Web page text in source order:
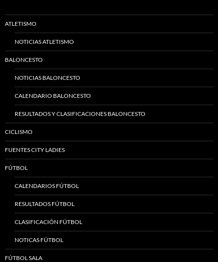
ATLETISMO
NOTICIAS ATLETISMO
BALONCESTO
NOTICIAS BALONCESTO
CALENDARIO BALONCESTO
RESULTADOS Y CLASIFICACIONES BALONCESTO
CICLISMO
FUENTES CITY LADIES
FÚTBOL
CALENDARIOS FÚTBOL
RESULTADOS FÚTBOL
CLASIFICACIÓN FÚTBOL
NOTICAS FÚTBOL
FÚTBOL SALA